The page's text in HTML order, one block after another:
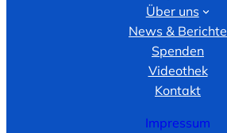
Über uns
News & Berichte
Spenden
Videothek
Kontakt
Impressum